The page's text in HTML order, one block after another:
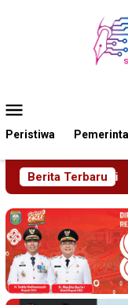
Mobile
Peristiwa
Berita Terbaru
Kemenkum Bali